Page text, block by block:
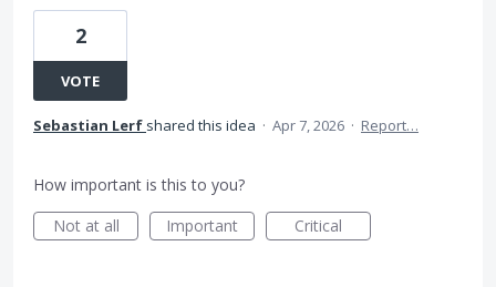
2
VOTE
Sebastian Lerf shared this idea · Apr 7, 2026 · Report…
How important is this to you?
Not at all
Important Critical